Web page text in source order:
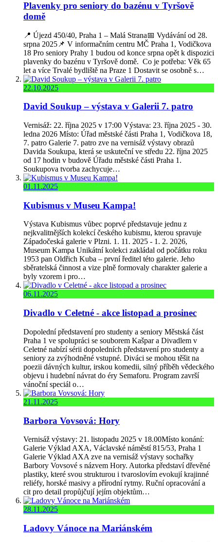
Plavenky pro seniory do bazénu v Tyršově
domě
📍 Újezd 450/40, Praha 1 – Malá Strana📅 Vydávání od 28.
srpna 2025📌 V informačním centru MČ Praha 1, Vodičkova
18 Pro seniory Prahy 1 budou od konce srpna opět k dispozici
plavenky do bazénu v Tyršově domě. Co je potřeba: Věk 65
let a více Trvalé bydliště na Praze 1 Dostavit se osobně s…
22.10.2025
David Soukup – výstava v Galerii 7. patro
Vernisáž: 22. října 2025 v 17:00 Výstava: 23. října 2025 - 30.
ledna 2026 Místo: Úřad městské části Praha 1, Vodičkova 18,
7. patro Galerie 7. patro zve na vernisáž výstavy obrazů
Davida Soukupa, která se uskuteční ve středu 22. října 2025
od 17 hodin v budově Úřadu městské části Praha 1.
Soukupova tvorba zachycuje…
01.11.2025
Kubismus v Museu Kampa!
Výstava Kubismus vůbec poprvé představuje jednu z
nejkvalitnějších kolekcí českého kubismu, kterou spravuje
Západočeská galerie v Plzni. 1. 11. 2025 - 1. 2. 2026,
Museum Kampa Unikátní kolekci zakládal od počátku roku
1953 pan Oldřich Kuba – první ředitel této galerie. Jeho
sběratelská činnost a vize plně formovaly charakter galerie a
byly vzorem i pro…
06.11.2025
Divadlo v Celetné - akce listopad a prosinec
Dopolední představení pro studenty a seniory Městská část
Praha 1 ve spolupráci se souborem Kašpar a Divadlem v
Celetné nabízí sérii dopoledních představení pro studenty a
seniory za zvýhodněné vstupné. Diváci se mohou těšit na
poezii dávných kultur, irskou komedii, silný příběh vědeckého
objevu i hudební návrat do éry Semaforu. Program završí
vánoční speciál o…
21.11.2025
Barbora Vovsová: Hory
Vernisáž výstavy: 21. listopadu 2025 v 18.00Místo konání:
Galerie Výklad AXA, Václavské náměstí 815/53, Praha 1
Galerie Výklad AXA zve na vernisáž výstavy sochařky
Barbory Vovsové s názvem Hory. Autorka představí dřevěné
plastiky, které svou strukturou i tvaroslovím evokují krajinné
reliéfy, horské masivy a přírodní rytmy. Ruční opracování a
cit pro detail propůjčují jejím objektům…
28.11.2025
Ladovy Vánoce na Mariánském